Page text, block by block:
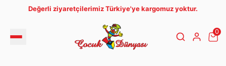
Değerli ziyaretçilerimiz Türkiye'ye kargomuz yoktur.
0